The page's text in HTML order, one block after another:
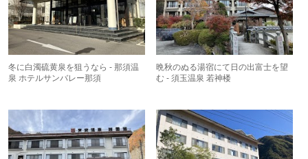
冬に白濁硫黄泉を狙うなら - 那須温
泉 ホテルサンバレー那須
晩秋のぬる湯宿にて日の出富士を望
む - 須玉温泉 若神楼